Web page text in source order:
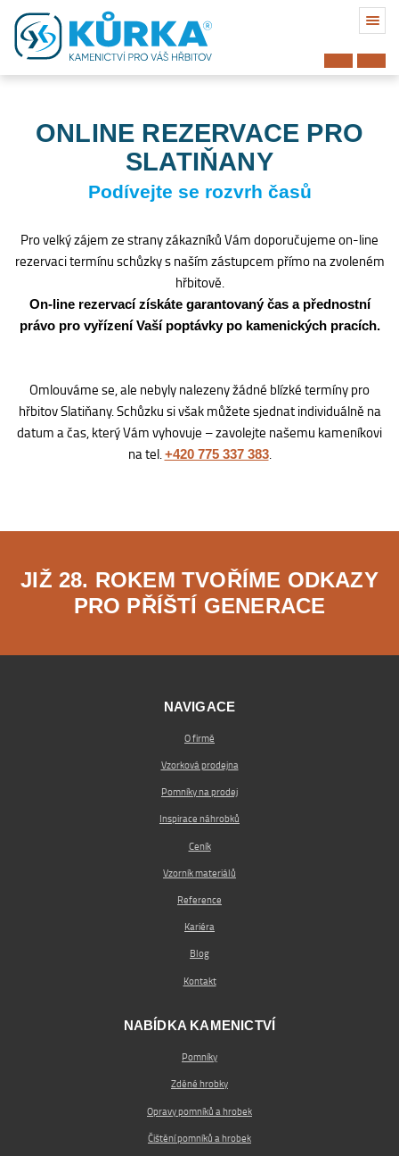
ONLINE REZERVACE PRO
SLATIŇANY
Podívejte se rozvrh časů
Pro velký zájem ze strany zákazníků Vám doporučujeme on-line
rezervaci termínu schůzky s naším zástupcem přímo na zvoleném
hřbitově.
On-line rezervací získáte garantovaný čas a přednostní
právo pro vyřízení Vaší poptávky po kamenických pracích.
Omlouváme se, ale nebyly nalezeny žádné blízké termíny pro
hřbitov Slatiňany. Schůzku si však můžete sjednat individuálně na
datum a čas, který Vám vyhovuje – zavolejte našemu kameníkovi
na tel.+420 775 337 383.
JIŽ 28. ROKEM TVOŘÍME ODKAZY
PRO PŘÍŠTÍ GENERACE
NAVIGACE
O firmě
Vzorková prodejna
Pomníky na prodej
Inspirace náhrobků
Ceník
Vzorník materiálů
Reference
Kariéra
Blog
Kontakt
NABÍDKA KAMENICTVÍ
Pomníky
Zděné hrobky
Opravy pomníků a hrobek
Čištění pomníků a hrobek